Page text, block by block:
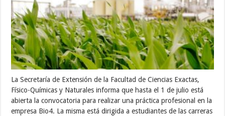
La Secretaría de Extensión de la Facultad de Ciencias Exactas,
Físico-Químicas y Naturales informa que hasta el 1 de julio está
abierta la convocatoria para realizar una práctica profesional en la
empresa Bio4. La misma está dirigida a estudiantes de las carreras